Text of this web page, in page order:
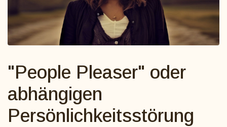
"People Pleaser" oder
abhängigen
Persönlichkeitsstörung